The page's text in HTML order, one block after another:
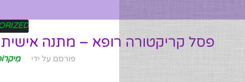
פסל קריקטורה רופא – מתנה
פורסם על ידי